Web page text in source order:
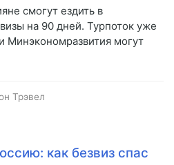
смогут ездить в
на 90 дней. Турпоток уже
Минэкономразвития могут
Трэвел
как безвиз спас